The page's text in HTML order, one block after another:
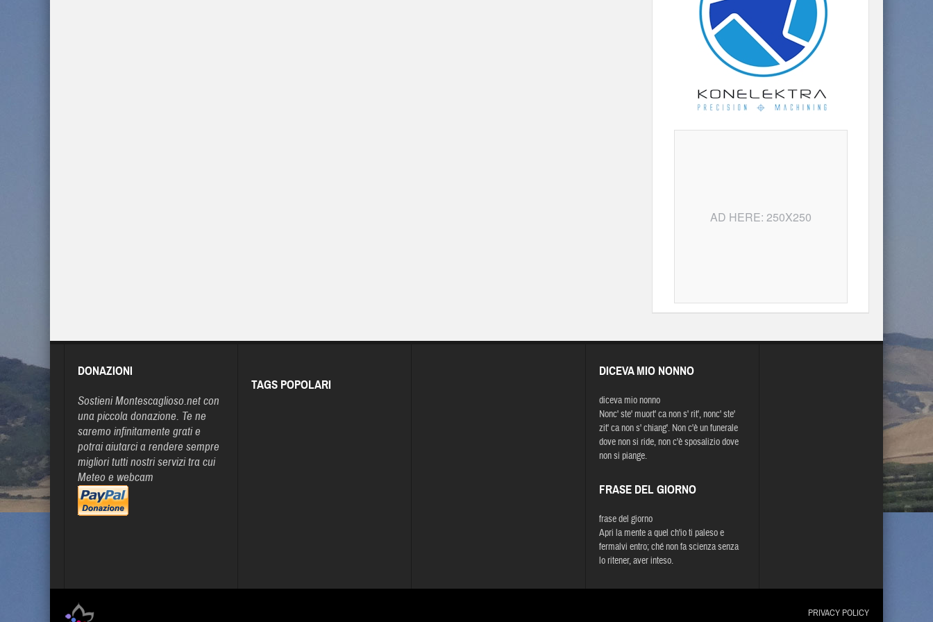
AD HERE: 250X250
DONAZIONI
Sostieni Montescaglioso.net con
una piccola donazione. Te ne
saremo infinitamente grati e
potrai aiutarci a rendere sempre
migliori tutti nostri servizi tra cui
Meteo e webcam
TAGS POPOLARI
DICEVA MIO NONNO
diceva mio nonno
Nonc' ste' muort' ca non s' rit', nonc' ste'
zit' ca non s' chiang'. Non c'è un funerale
dove non si ride, non c'è sposalizio dove
non si piange.
FRASE DEL GIORNO
frase del giorno
Apri la mente a quel ch'io ti paleso e
fermalvi entro; ché non fa scienza senza
lo ritener, aver inteso.
PRIVACY POLICY